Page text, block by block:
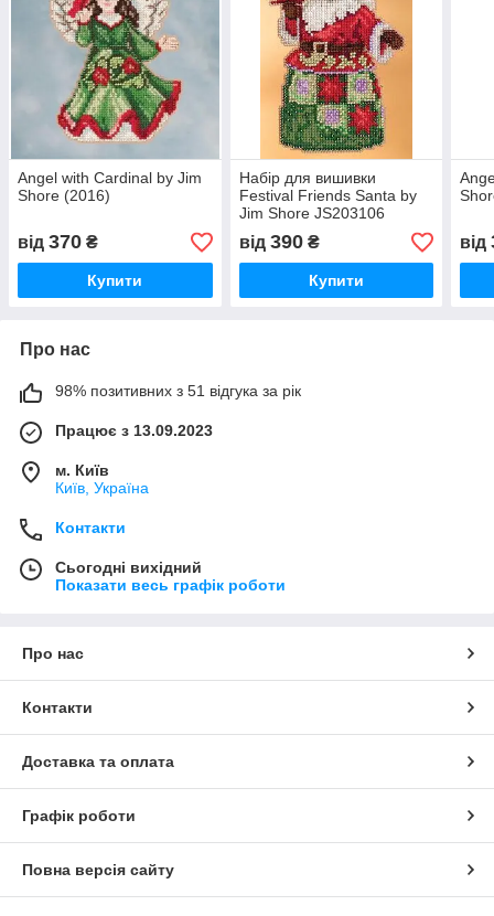
Angel with Cardinal by Jim
Shore (2016)
від 370 ₴
Купити
Набір для вишивки
Festival Friends Santa by
Jim Shore JS203106
від 390₴
Купити
від
Про нас
98% позитивних з 51 відгука за рік
Працює з 13.09.2023
м. Київ
Київ, Україна
Контакти
Сьогодні вихідний
Показати весь графік роботи
Про нас
Контакти
Доставка та оплата
Графік роботи
Повна версія сайту